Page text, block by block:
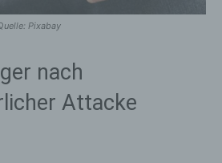
Pixabay
nach
Attacke